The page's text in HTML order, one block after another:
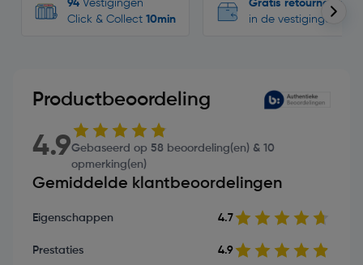
94 Vestigingen
Click & Collect 10min
Gratis retourneren
in de vestigingen
Productbeoordeling
4.9Gebaseerd op 58 beoordeling(en) & 10
opmerking(en)
Gemiddelde klantbeoordelingen
Eigenschappen 4.7
Prestaties 4.9